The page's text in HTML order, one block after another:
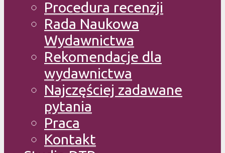
Procedura recenzji
Rada Naukowa
Wydawnictwa
Rekomendacje dla
wydawnictwa
Najczęściej zadawane
pytania
Praca
Kontakt